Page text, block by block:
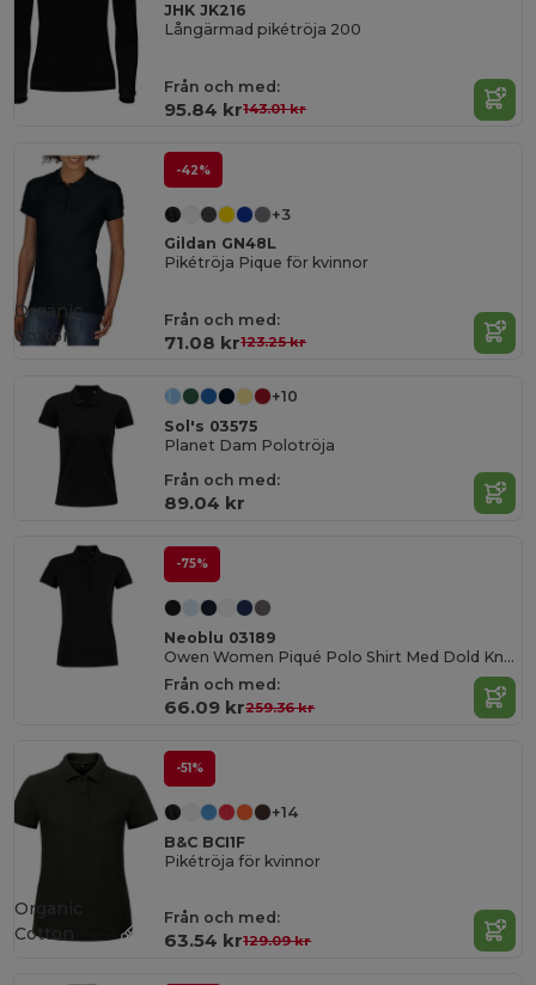
JHK JK216
Långärmad pikétröja 200
Från och med:
95.84 kr143.01 kr
-42%
+3
Gildan GN48L
Pikétröja Pique för kvinnor
Från och med:
71.08 kr123.25 kr
Organic
Cotton
+10
Sol's 03575
Planet Dam Polotröja
Från och med:
89.04 kr
-75%
Neoblu 03189
Owen Women Piqué Polo Shirt Med Dold Knappslå
Från och med:
66.09 kr259.36 kr
-51%
+14
B&C BCI1F
Pikétröja för kvinnor
Från och med:
63.54 kr129.09 kr
Organic
Cotton